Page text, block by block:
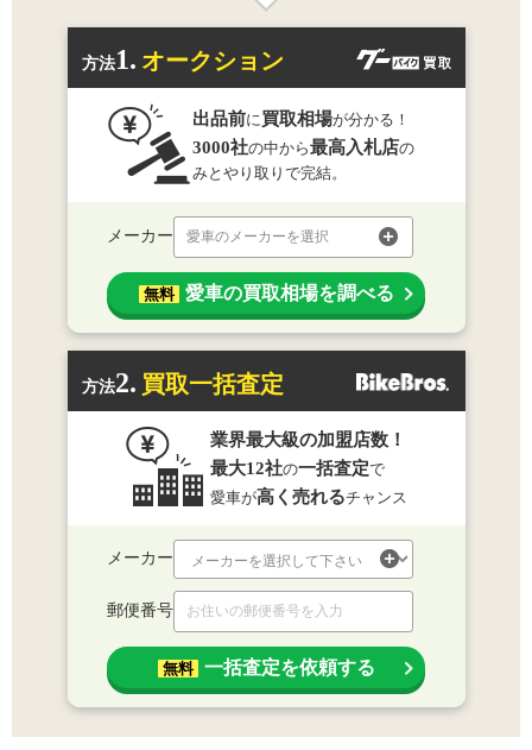
方法1. オークション
出品前に 買取相場が分かる！
3000社の中から最高入札店の
みとやり取りで完結。
メーカー 愛車のメーカーを選択
無料 愛車の買取相場を調べる
方法2. 買取一括査定
業界最大級の加盟店数！
最大12社の一括査定で
愛車が高く売れるチャンス
メーカー
郵便番号
無料 一括査定を依頼する